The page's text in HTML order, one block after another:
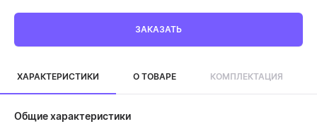
ЗАКАЗАТЬ
ХАРАКТЕРИСТИКИ О ТОВАРЕ КОМПЛЕКТАЦИЯ
Общие характеристики